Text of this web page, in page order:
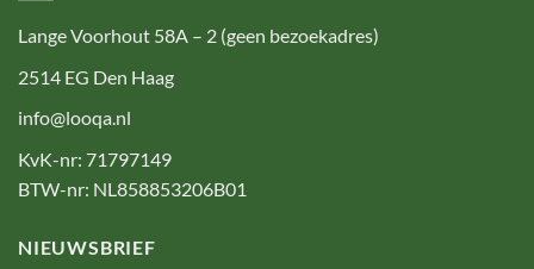
Lange Voorhout 58A – 2 (geen bezoekadres)
2514 EG Den Haag
info@looqa.nl
KvK-nr: 71797149
BTW-nr: NL858853206B01
NIEUWSBRIEF